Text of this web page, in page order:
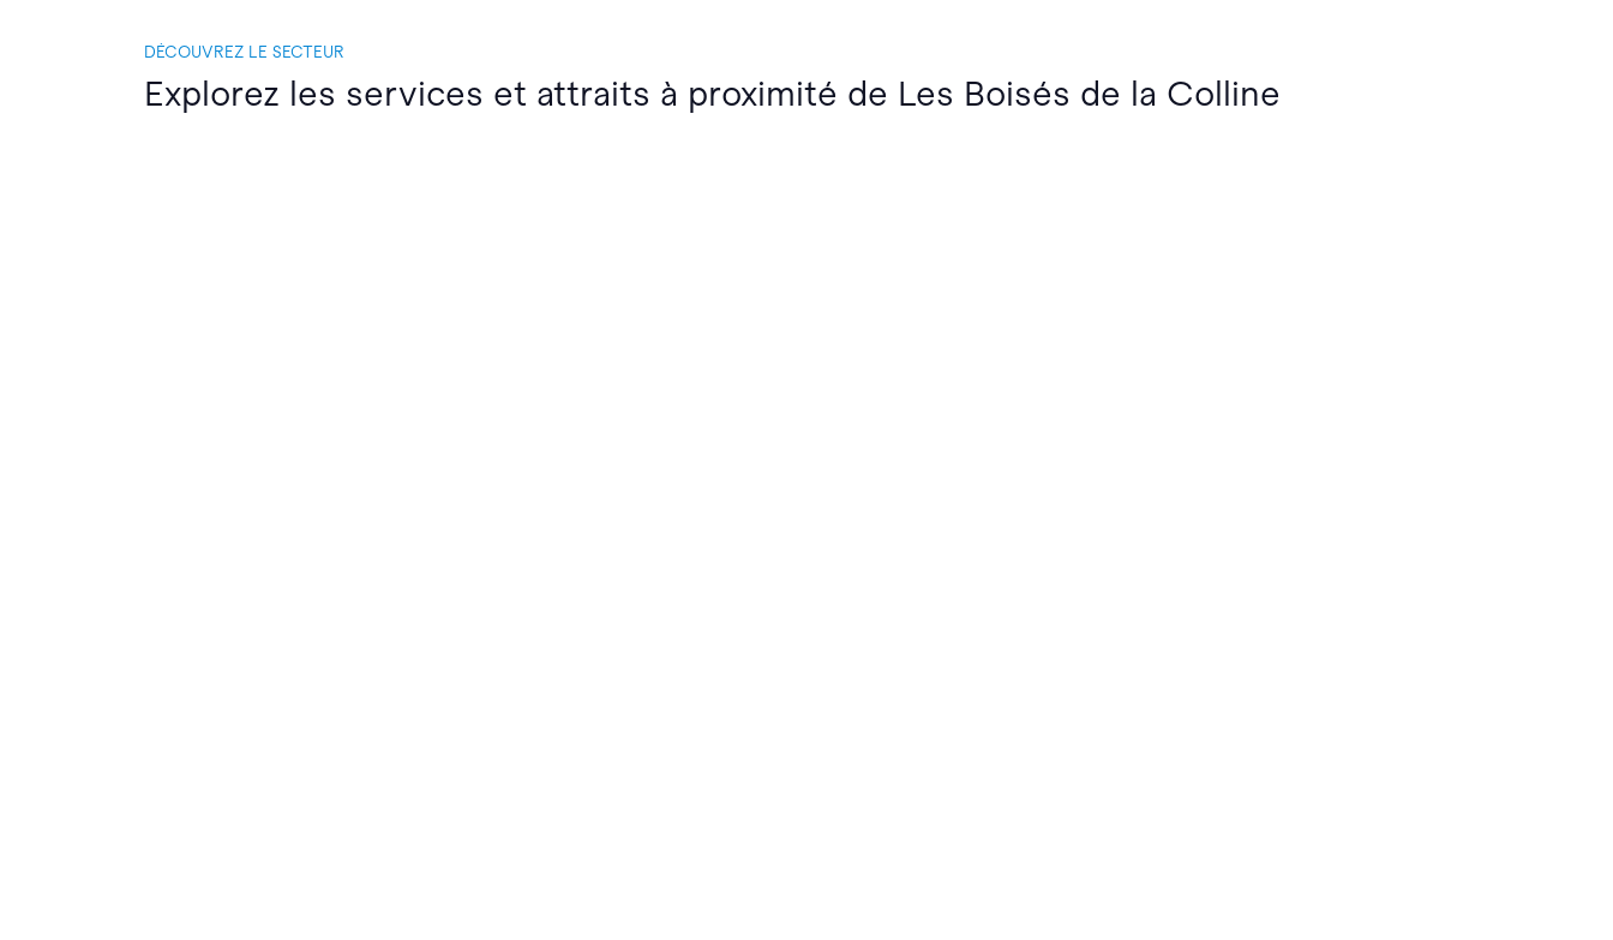
DÉCOUVREZ LE SECTEUR
Explorez les services et attraits à proximité de Les Boisés de la Colline